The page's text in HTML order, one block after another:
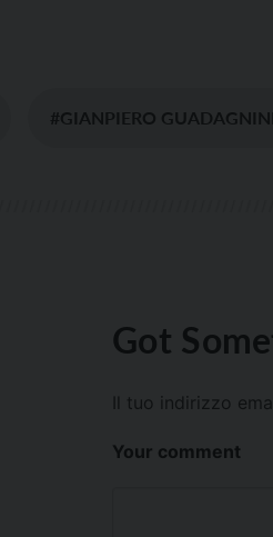
#GIANPIERO GUADAGNINI
Got
Il tuo indirizzo
Your comment